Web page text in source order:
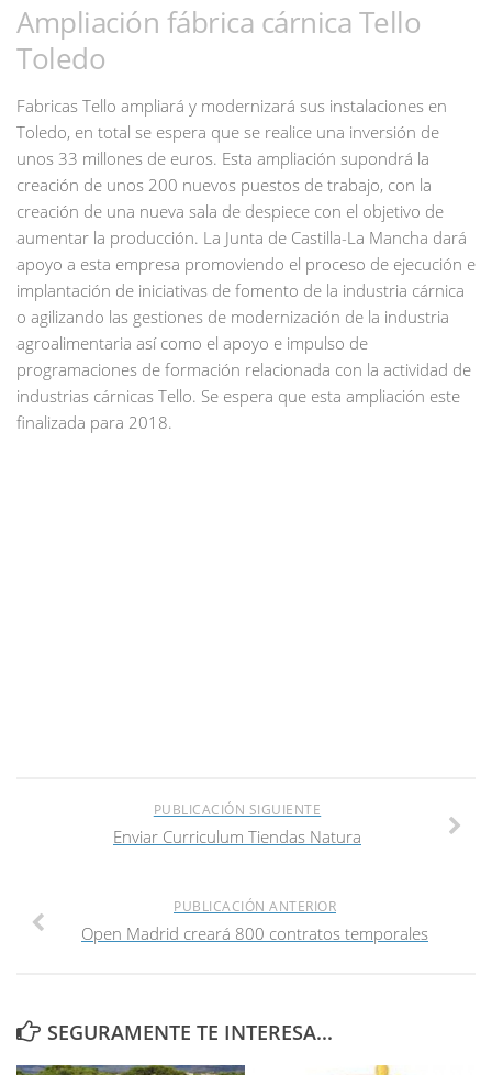
Ampliación fábrica cárnica Tello
Toledo
Fabricas Tello ampliará y modernizará sus instalaciones en
Toledo, en total se espera que se realice una inversión de
unos 33 millones de euros. Esta ampliación supondrá la
creación de unos 200 nuevos puestos de trabajo, con la
creación de una nueva sala de despiece con el objetivo de
aumentar la producción. La Junta de Castilla-La Mancha dará
apoyo a esta empresa promoviendo el proceso de ejecución e
implantación de iniciativas de fomento de la industria cárnica
o agilizando las gestiones de modernización de la industria
agroalimentaria así como el apoyo e impulso de
programaciones de formación relacionada con la actividad de
industrias cárnicas Tello. Se espera que esta ampliación este
finalizada para 2018.
PUBLICACIÓN SIGUIENTE
Enviar Curriculum Tiendas Natura
PUBLICACIÓN ANTERIOR
Open Madrid creará 800 contratos temporales
SEGURAMENTE TE INTERESA...